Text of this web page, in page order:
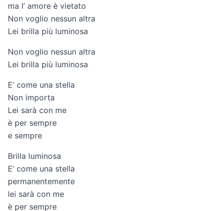
ma l’ amore è vietato
Non voglio nessun altra
Lei brilla più luminosa
Non voglio nessun altra
Lei brilla più luminosa
E’ come una stella
Non importa
Lei sarà con me
è per sempre
e sempre
Brilla luminosa
E’ come una stella
permanentemente
lei sarà con me
è per sempre